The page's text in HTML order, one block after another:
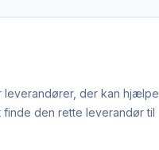
leverandører, der kan hjælpe
finde den rette leverandør til